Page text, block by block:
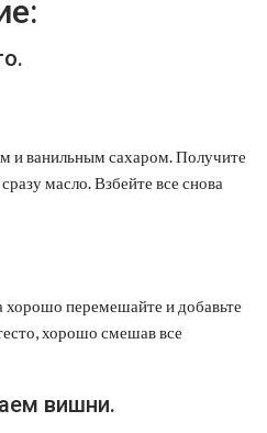
и ванильным сахаром. Получите
масло. Взбейте все снова
хорошо перемешайте и добавьте
хорошо смешав все
вишни.